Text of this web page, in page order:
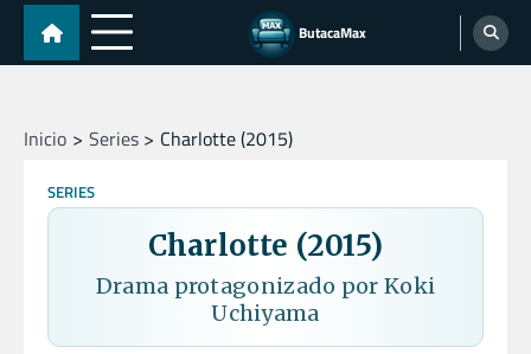
Skip
content
ButacaMax
Inicio Series Charlotte (2015)
SERIES
Charlotte (2015)
Drama protagonizado por Koki
Uchiyama